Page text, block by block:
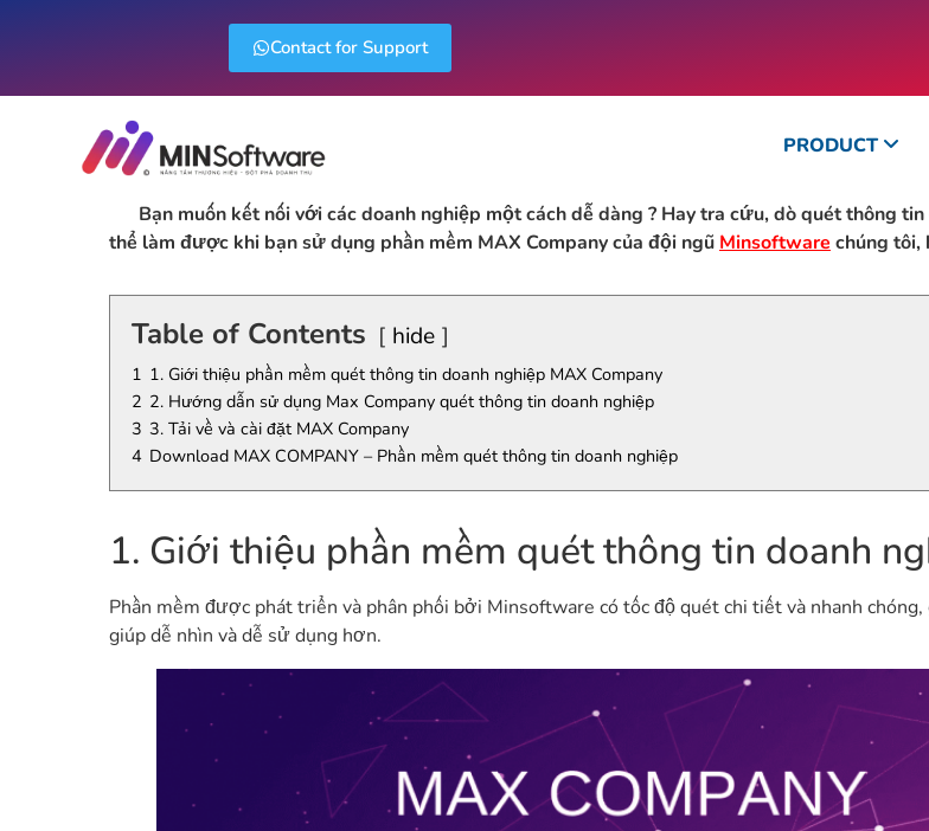
Contact for Support
PRODUCT
Bạn muốn kết nối với các doanh nghiệp một cách dễ dàng ? Hay tra cứu, dò quét thông
thể làm được khi bạn sử dụng phần mềm MAX Companycủa đội ngũ Minsoftware chúng tôi,
Table of Contents hide
1 1. Giới thiệu phần mềm quét thông tin doanh nghiệp MAX Company
2 2. Hướng dẫn sử dụng Max Company quét thông tin doanh nghiệp
3 3. Tải về và cài đặt MAX Company
4 Download MAX COMPANY – Phần mềm quét thông tin doanh nghiệp
1. Giới thiệu phần mềm quét thông tin doanh
Phần mềm được phát triển và phân phối bởi Minsoftware có tốc độ quét chi tiết và nhanh
giúp dễ nhìn và dễ sử dụng hơn.